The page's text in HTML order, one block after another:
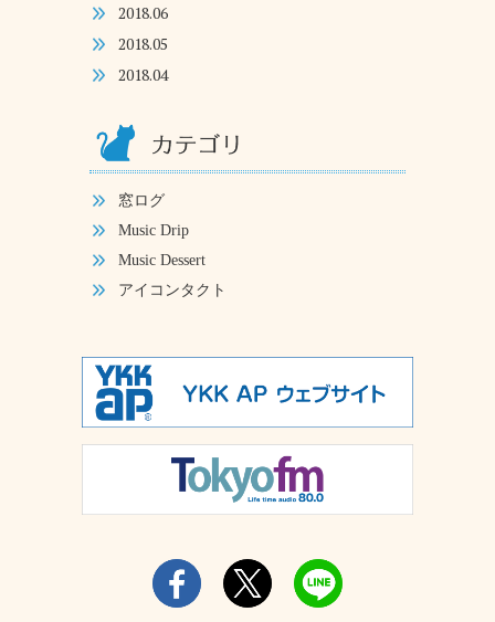
2018.06
2018.05
2018.04
窓ログ
Music Drip
Music Dessert
アイコンタクト